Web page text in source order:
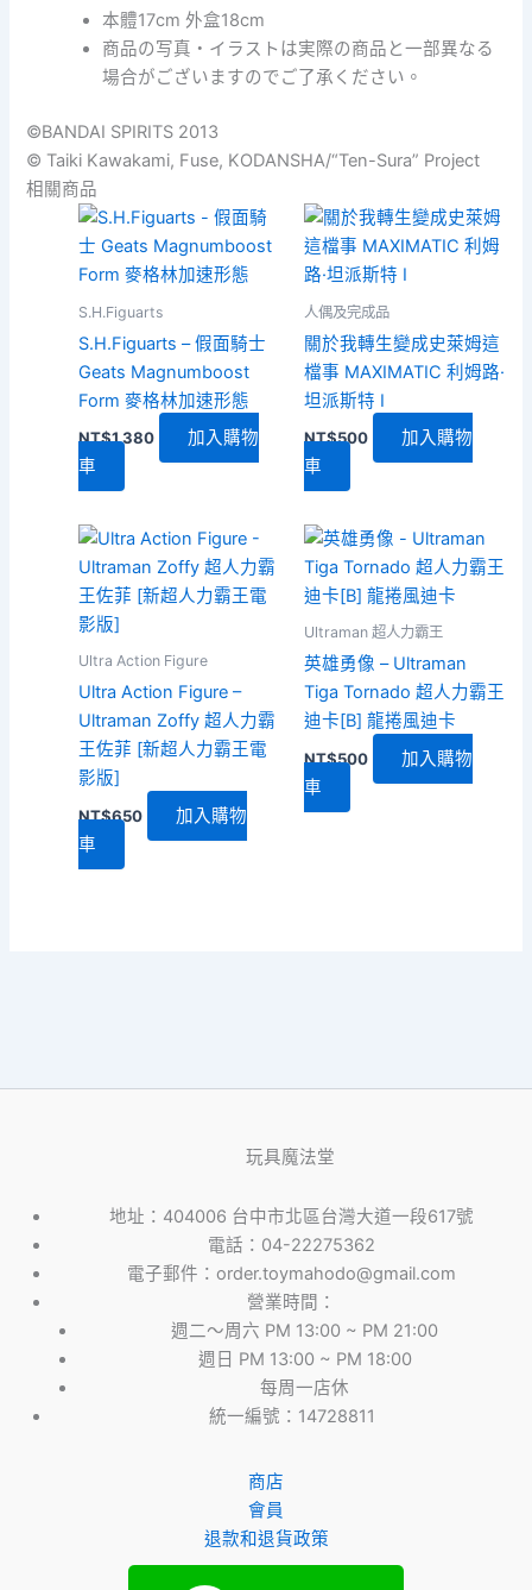
Otherworlder-
坂
日
向
本體17cm 外盒18cm
商品の写真・イラストは実際の商品と一部異なる
場合がございますのでご了承ください。
©BANDAI SPIRITS 2013
© Taiki Kawakami, Fuse, KODANSHA/“Ten-Sura” Project
相關商品
S.H.Figuarts
S.H.Figuarts – 假面騎士
Geats Magnumboost
Form 麥格林加速形態
NT$1,380
加入購物
車
人偶及完成品
關於我轉生變成史萊姆這
檔事 MAXIMATIC 利姆路·
坦派斯特 I
NT$500
加入購物
車
Ultra Action Figure
Ultra Action Figure –
Ultraman Zoffy 超人力霸
王佐菲 [新超人力霸王電
影版]
NT$650
加入購物
車
Ultraman 超人力霸王
英雄勇像 – Ultraman
Tiga Tornado 超人力霸王
迪卡[B] 龍捲風迪卡
NT$500
加入購物
車
玩具魔法堂
地址：404006 台中市北區台灣大道一段617號
電話：04-22275362
電子郵件：order.toymahodo@gmail.com
營業時間：
週二～周六 PM 13:00 ~ PM 21:00
週日 PM 13:00 ~ PM 18:00
每周一店休
統一編號：14728811
商店
會員
退款和退貨政策